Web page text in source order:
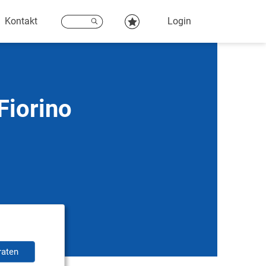
Kontakt Login